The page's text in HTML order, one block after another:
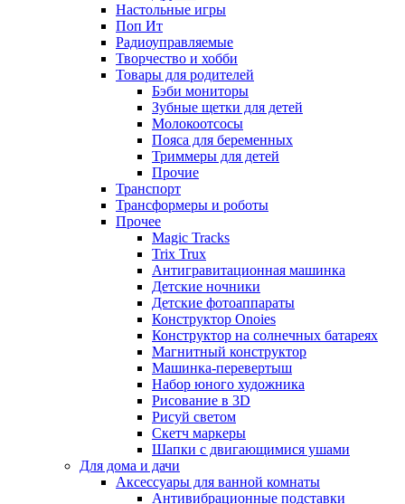
Настольные игры
Поп Ит
Радиоуправляемые
Творчество и хобби
Товары для родителей
Бэби мониторы
Зубные щетки для детей
Молокоотсосы
Пояса для беременных
Триммеры для детей
Прочие
Транспорт
Трансформеры и роботы
Прочее
Magic Tracks
Trix Trux
Антигравитационная машинка
Детские ночники
Детские фотоаппараты
Конструктор Onoies
Конструктор на солнечных батареях
Магнитный конструктор
Машинка-перевертыш
Набор юного художника
Рисование в 3D
Рисуй светом
Скетч маркеры
Шапки с двигающимися ушами
Для дома и дачи
Аксессуары для ванной комнаты
Антивибрационные подставки